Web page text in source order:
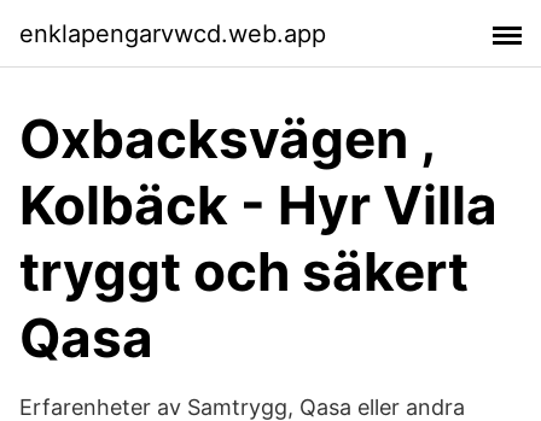
enklapengarvwcd.web.app
Oxbacksvägen ,
Kolbäck - Hyr Villa
tryggt och säkert
Qasa
Erfarenheter av Samtrygg, Qasa eller andra